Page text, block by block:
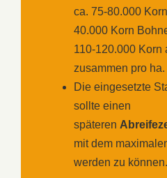
ca. 75-80.000
40.000 Korn
110-120.000 Korn
zusammen pro ha.
Die eingesetzte
sollte einen
späteren
mit dem
werden zu können.